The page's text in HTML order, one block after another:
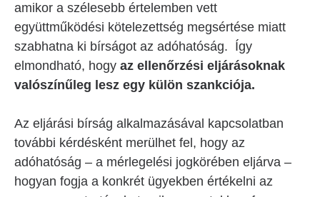
amikor a szélesebb értelemben vett
együttműködési kötelezettség megsértése miatt
szabhatna ki bírságot az adóhatóság. Így
elmondható, hogy az ellenőrzési eljárásoknak
valószínűleg lesz egy külön szankciója.
Az eljárási bírság alkalmazásával kapcsolatban
további kérdésként merülhet fel, hogy az
adóhatóság – a mérlegelési jogkörében eljárva –
hogyan fogja a konkrét ügyekben értékelni az